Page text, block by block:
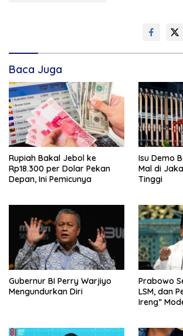
Baca Juga
Rupiah Bakal Jebol ke
Rp18.300 per Dolar Pekan
Depan, Ini Pemicunya
Isu Demo
Mal di
Tinggi
Gubernur BI Perry Warjiyo
Mengundurkan Diri
Prabowo
LSM, dan
Ireng”